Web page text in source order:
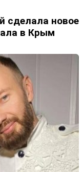
сделала новое
в Крым